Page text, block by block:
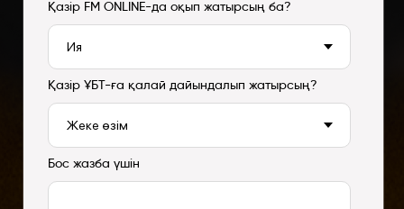
Қазір FM ONLINE-да оқып жатырсың ба?
Қазір ҰБТ-ға қалай дайындалып жатырсың?
Бос жазба үшін